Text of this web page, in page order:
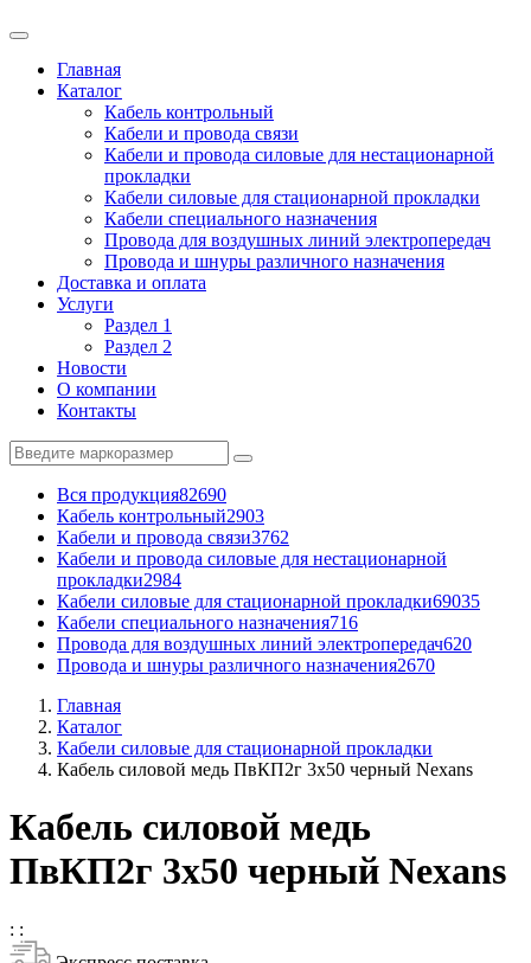
Главная
Каталог
Кабель контрольный
Кабели и провода связи
Кабели и провода силовые для нестационарной
прокладки
Кабели силовые для стационарной прокладки
Кабели специального назначения
Провода для воздушных линий электропередач
Провода и шнуры различного назначения
Доставка и оплата
Услуги
Раздел 1
Раздел 2
Новости
О компании
Контакты
Вся продукция82690
Кабель контрольный2903
Кабели и провода связи3762
Кабели и провода силовые для нестационарной
прокладки2984
Кабели силовые для стационарной прокладки69035
Кабели специального назначения716
Провода для воздушных линий электропередач620
Провода и шнуры различного назначения2670
Главная
Каталог
Кабели силовые для стационарной прокладки
Кабель силовой медь ПвКП2г 3x50 черный Nexans
Кабель силовой медь
ПвКП2г 3x50 черный Nexans
: :